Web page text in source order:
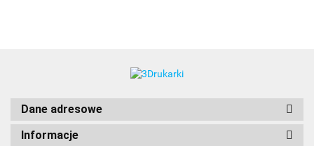
Dane adresowe
Informacje